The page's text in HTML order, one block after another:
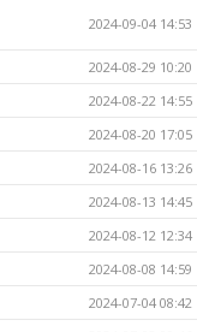
2024-09-04 14:53
2024-08-29 10:20
2024-08-22 14:55
2024-08-20 17:05
2024-08-16 13:26
2024-08-13 14:45
2024-08-12 12:34
2024-08-08 14:59
2024-07-04 08:42